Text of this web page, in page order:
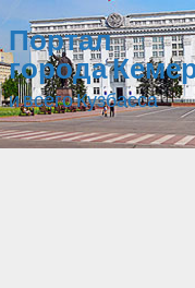
Портал
города
и всего Кузбасса